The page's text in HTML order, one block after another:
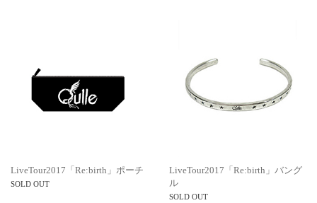
LiveTour2017「Re:birth」ポーチ
SOLD OUT
LiveTour2017「Re:birth」バング
ル
SOLD OUT